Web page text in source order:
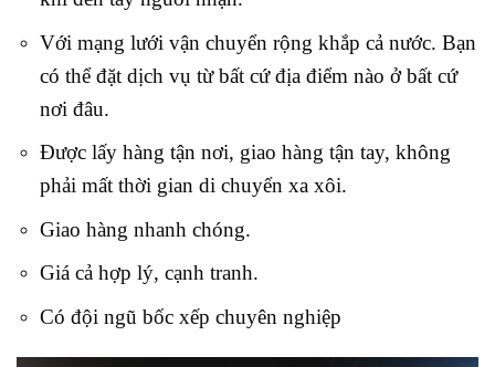
Với mạng lưới vận chuyển rộng khắp cả nước. Bạn
có thể đặt dịch vụ từ bất cứ địa điểm nào ở bất cứ
nơi đâu.
Được lấy hàng tận nơi, giao hàng tận tay, không
phải mất thời gian di chuyển xa xôi.
Giao hàng nhanh chóng.
Giá cả hợp lý, cạnh tranh.
Có đội ngũ bốc xếp chuyên nghiệp